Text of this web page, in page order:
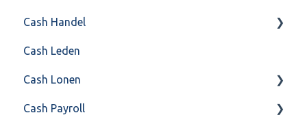
Factureren
Instellingen
Algemeen
Formulierlayout
Cash Handel
Inkoop
Verkoop
Voorraad
Cash Leden
Cash Lonen
Algemeen
Cash Payroll